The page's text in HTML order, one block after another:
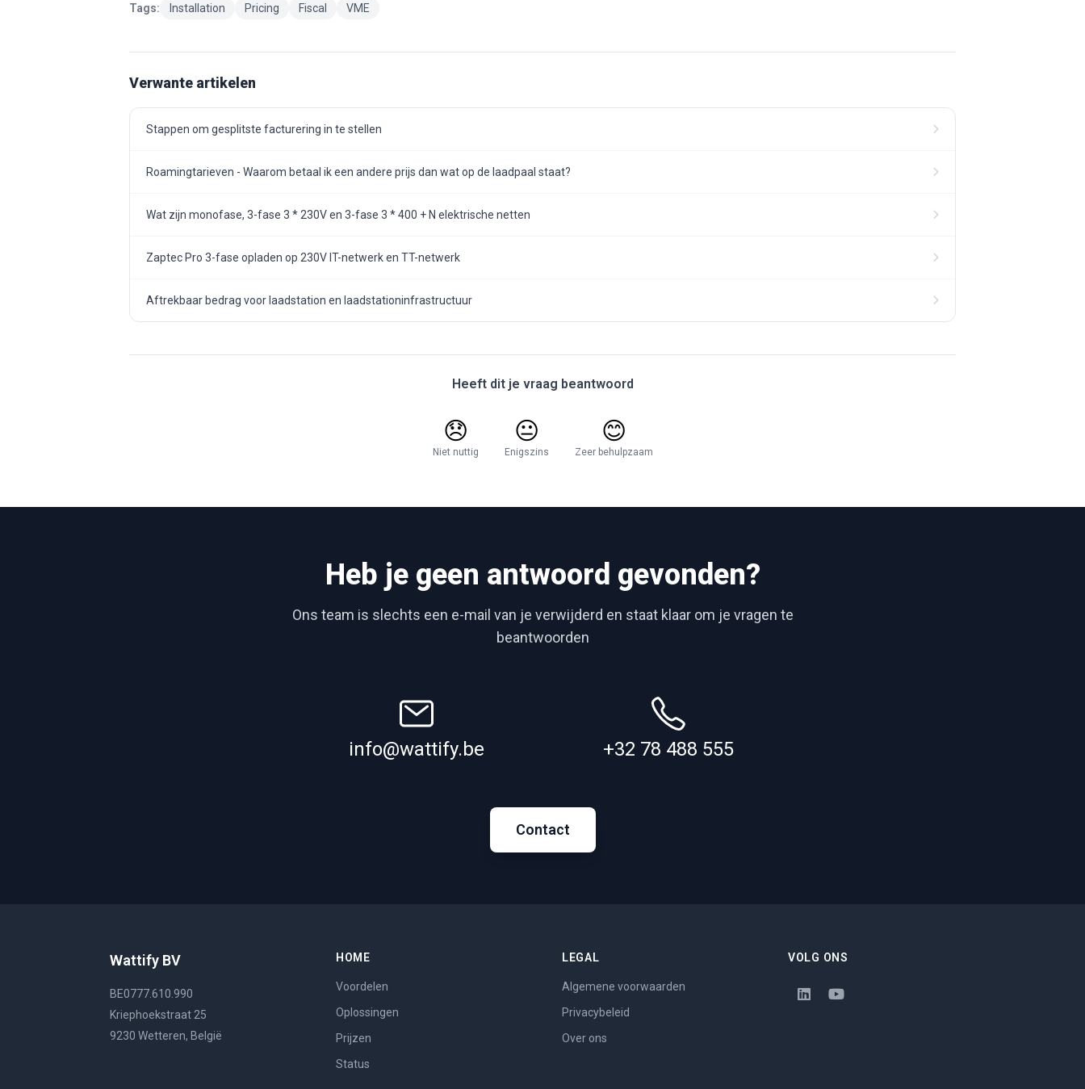
Tags: Installation Pricing Fiscal VME
Verwante artikelen
Stappen om gesplitste facturering in te stellen
Roamingtarieven - Waarom betaal ik een andere prijs dan wat op de laadpaal staat?
Wat zijn monofase, 3-fase 3 * 230V en 3-fase 3 * 400 + N elektrische netten
Zaptec Pro 3-fase opladen op 230V IT-netwerk en TT-netwerk
Aftrekbaar bedrag voor laadstation en laadstationinfrastructuur
Heeft dit je vraag beantwoord
😞
Niet nuttig
😐
Enigszins
😊
Zeer behulpzaam
Heb je geen antwoord gevonden?
Ons team is slechts een e-mail van je verwijderd en staat klaar om je vragen te
beantwoorden
info@wattify.be +32 78 488 555
Contact
Wattify BV
BE0777.610.990
Kriephoekstraat 25
9230 Wetteren, België
HOME
Voordelen
Oplossingen
Prijzen
Status
LEGAL
Algemene voorwaarden
Privacybeleid
Over ons
VOLG ONS